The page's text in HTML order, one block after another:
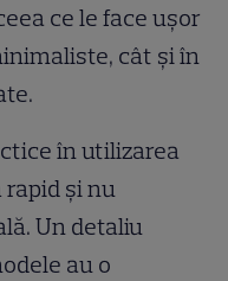
ce le face ușor
cât și în
în utilizarea
rapid și nu
Un detaliu
au o